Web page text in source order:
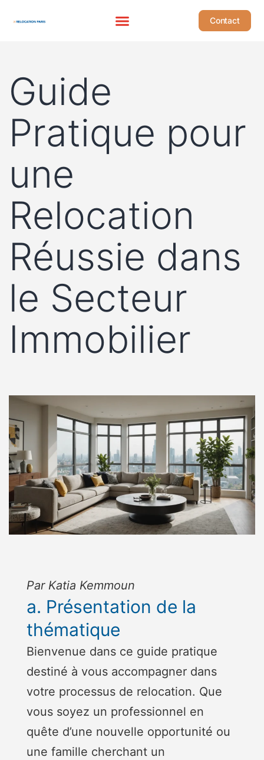
Contact
Guide
Pratique pour
une
Relocation
Réussie dans
le Secteur
Immobilier
Par Katia Kemmoun
a. Présentation de la
thématique
Bienvenue dans ce guide pratique
destiné à vous accompagner dans
votre processus de relocation. Que
vous soyez un professionnel en
quête d’une nouvelle opportunité ou
une famille cherchant un